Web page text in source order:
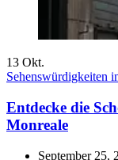
13 Okt.
Sehenswürdigkeiten
Entdecke die
Monreale
September 25,